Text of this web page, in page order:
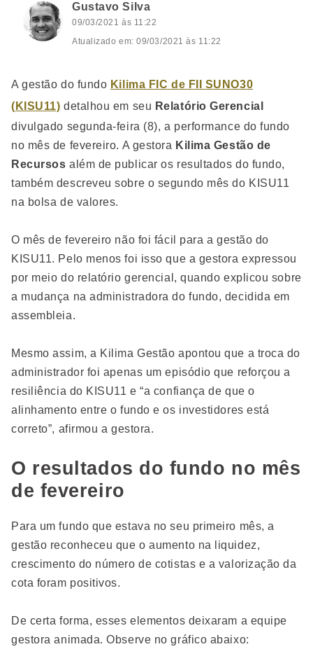
Gustavo Silva
09/03/2021 às 11:22
Atualizado em: 09/03/2021 às 11:22
A gestão do fundo Kilima FIC de FII SUNO30
(KISU11) detalhou em seu Relatório Gerencial
divulgado segunda-feira (8), a performance do fundo
no mês de fevereiro. A gestora Kilima Gestão de
Recursos além de publicar os resultados do fundo,
também descreveu sobre o segundo mês do KISU11
na bolsa de valores.
O mês de fevereiro não foi fácil para a gestão do
KISU11. Pelo menos foi isso que a gestora expressou
por meio do relatório gerencial, quando explicou sobre
a mudança na administradora do fundo, decidida em
assembleia.
Mesmo assim, a Kilima Gestão apontou que a troca do
administrador foi apenas um episódio que reforçou a
resiliência do KISU11 e “a confiança de que o
alinhamento entre o fundo e os investidores está
correto”, afirmou a gestora.
O resultados do fundo no mês
de fevereiro
Para um fundo que estava no seu primeiro mês, a
gestão reconheceu que o aumento na liquidez,
crescimento do número de cotistas e a valorização da
cota foram positivos.
De certa forma, esses elementos deixaram a equipe
gestora animada. Observe no gráfico abaixo: